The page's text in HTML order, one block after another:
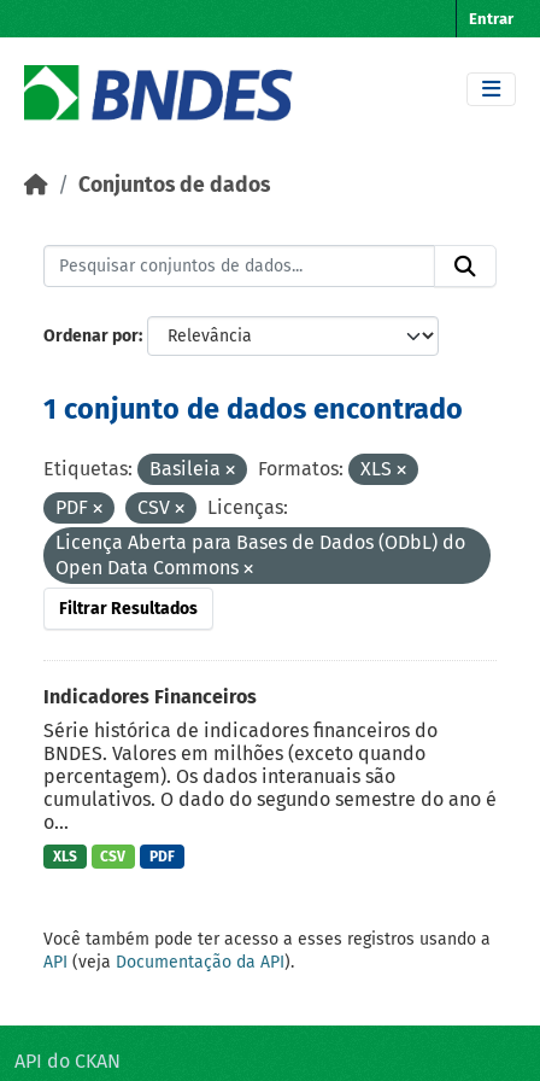
Entrar
Conjuntos de dados
Ordenar por
1 conjunto de dados encontrado
Etiquetas: Basileia Formatos:
XLS
PDF
CSV
Licenças:
Licença Aberta para Bases de Dados (ODbL) do
Open Data Commons
Filtrar Resultados
Indicadores Financeiros
Série histórica de indicadores financeiros do
BNDES. Valores em milhões (exceto quando
percentagem). Os dados interanuais são
cumulativos. O dado do segundo semestre do ano é
o...
XLS CSV PDF
Você também pode ter acesso a esses registros usando a
API (veja Documentação da API).
API do CKAN